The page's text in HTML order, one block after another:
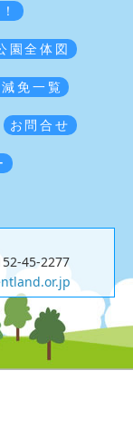
園全体図
免一覧
お問合せ
45-2277